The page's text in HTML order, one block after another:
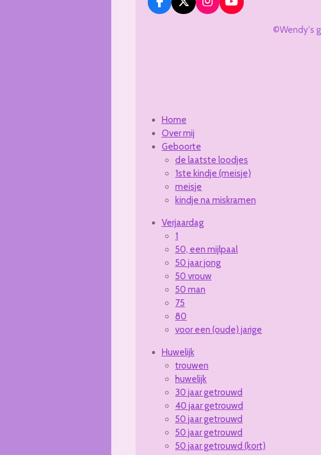
F
a
X
I
n
Y
o
©Wendy's
Home
Over mij
Geboorte
de laatste loodjes
1ste kindje (meisje)
meisje
kindje na miskramen
Verjaardag
1
50, een mijlpaal
50 jaar jong
50 vrouw
50 man
75
80
voor een (oude) jarige
Huwelijk
trouwen
huwelijk
30 jaar getrouwd
40 jaar getrouwd
50 jaar getrouwd
50 jaar getrouwd
50 jaar getrouwd (kort)